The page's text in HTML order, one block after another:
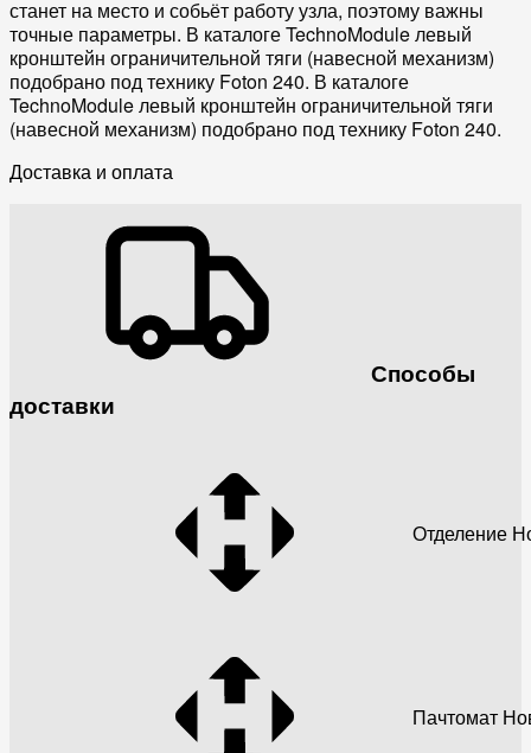
станет на место и собьёт работу узла, поэтому важны
точные параметры. В каталоге TechnoModule левый
кронштейн ограничительной тяги (навесной механизм)
подобрано под технику Foton 240. В каталоге
TechnoModule левый кронштейн ограничительной тяги
(навесной механизм) подобрано под технику Foton 240.
Доставка и оплата
Способы
доставки
Отделение
Пачтомат